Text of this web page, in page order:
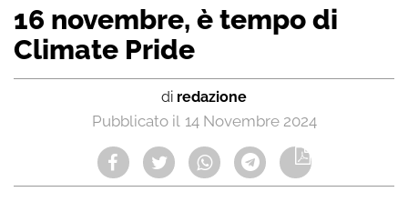
16 novembre, è tempo di
Climate Pride
di redazione
14 Novembre 2024